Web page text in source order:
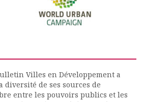
Villes en Développement a
de ses sources de
entre les pouvoirs publics et les